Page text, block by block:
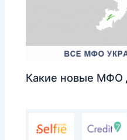
Какие новые МФО